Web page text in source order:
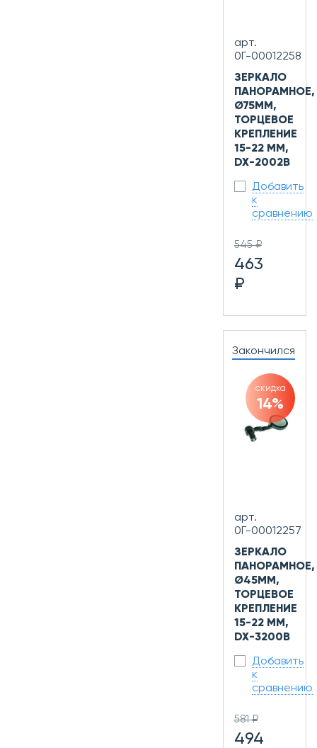
арт.
0Г-00012258
ЗЕРКАЛО
ПАНОРАМНОЕ,
Ø75ММ,
ТОРЦЕВОЕ
КРЕПЛЕНИЕ
15-22 ММ,
DX-2002B
Добавить
к
сравнению
545 ₽
463
₽
Закончился
скидка
14%
арт.
0Г-00012257
ЗЕРКАЛО
ПАНОРАМНОЕ,
Ø45ММ,
ТОРЦЕВОЕ
КРЕПЛЕНИЕ
15-22 ММ,
DX-3200B
Добавить
к
сравнению
581 ₽
494